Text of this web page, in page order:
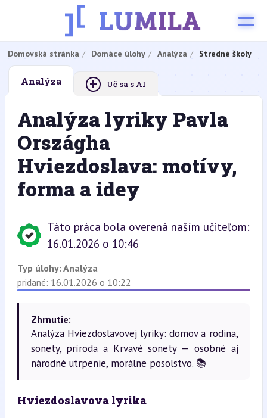
Domovská stránka Domáce úlohy Analýza Stredné školy
Analýza + Uč sa s AI
Analýza lyriky Pavla
Országha
Hviezdoslava: motívy,
forma a idey
Táto práca bola overená naším učiteľom:
16.01.2026 o 10:46
Typ úlohy: Analýza
pridané: 16.01.2026 o 10:22
Zhrnutie:
Analýza Hviezdoslavovej lyriky: domov a rodina,
sonety, príroda a Krvavé sonety — osobné aj
národné utrpenie, morálne posolstvo. 📚
Hviezdoslavova lyrika